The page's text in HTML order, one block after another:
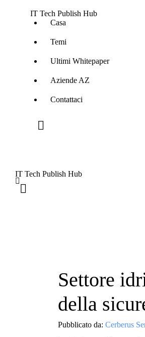
IT Tech Publish Hub
Casa
Temi
Ultimi Whitepaper
Aziende AZ
Contattaci
IT Tech Publish Hub
Settore
della
Pubblicato da: Cerberus